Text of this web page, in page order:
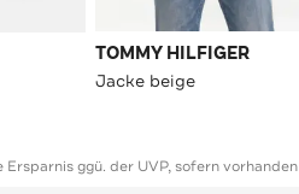
TOMMY HILFIGER
Jacke beige
ggü. der UVP, sofern vorhanden